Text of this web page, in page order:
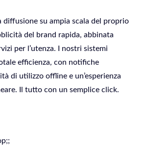
diffusione su ampia scala del proprio
del brand rapida, abbinata
per l’utenza. I nostri sistemi
efficienza, con notifiche
di utilizzo offline e un’esperienza
Il tutto con un semplice click.